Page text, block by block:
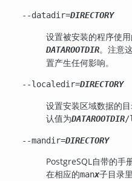
--datadir=DIRECTORY
设置被安装的程序使
DATAROOTDIR。注意
置产生任何影响。
--localedir=DIRECTORY
设置安装区域数据的
认值为DATAROOTDIR/
--mandir=DIRECTORY
PostgreSQL自带的手
在相应的manx子目录